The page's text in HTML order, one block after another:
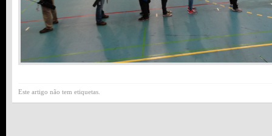
Este artigo não tem etiquetas.